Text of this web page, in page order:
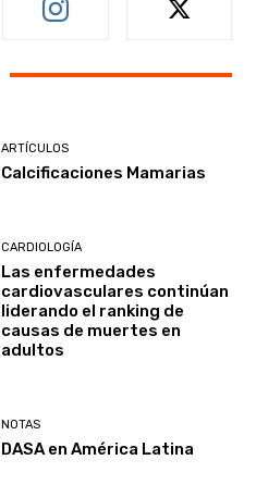
ARTÍCULOS
Calcificaciones Mamarias
CARDIOLOGÍA
Las enfermedades
cardiovasculares continúan
liderando el ranking de
causas de muertes en
adultos
NOTAS
DASA en América Latina